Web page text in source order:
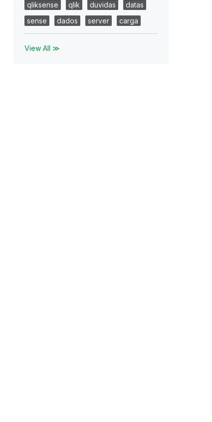
qliksense
qlik duvidas
datas
sense
dados server carga
View All ≫